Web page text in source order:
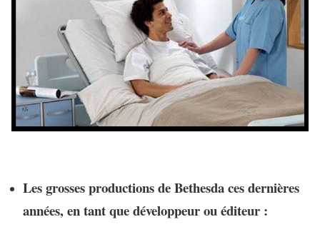
Les grosses productions de Bethesda ces dernières
années, en tant que développeur ou éditeur :